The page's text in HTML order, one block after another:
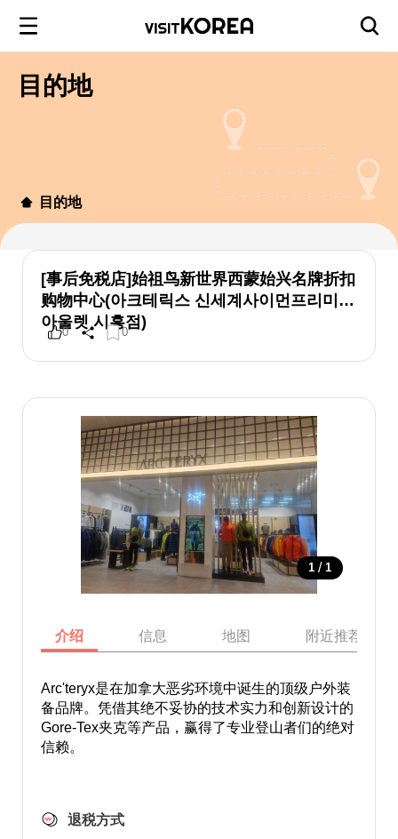
目的地
目的地
[事后免税店]始祖鸟新世界西蒙始兴名牌折扣
购物中心(아크테릭스 신세계사이먼프리미엄
아울렛 시흥점)
0 0
1 / 1
介绍 信息 地图 附近推荐景点
Arc'teryx是在加拿大恶劣环境中诞生的顶级户外装
备品牌。凭借其绝不妥协的技术实力和创新设计的
Gore-Tex夹克等产品，赢得了专业登山者们的绝对
信赖。
退税方式